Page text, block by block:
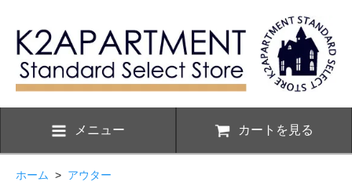
メニュー カートを見る
ホーム > アウター